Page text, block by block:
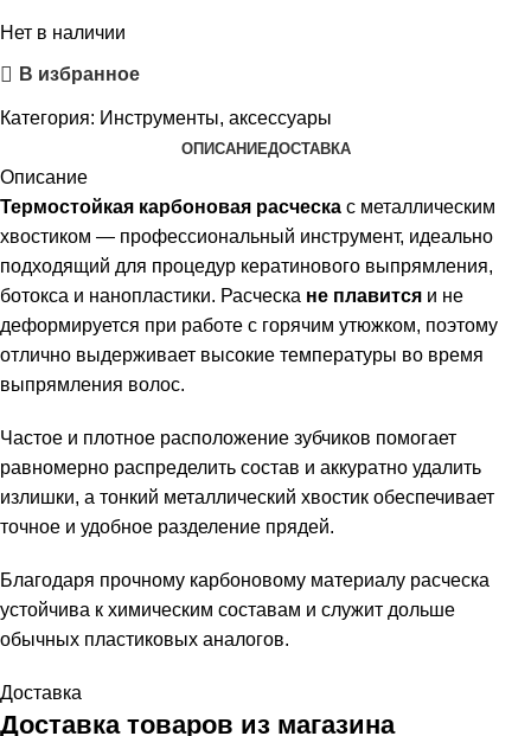
Нет в наличии
В избранное
Категория: Инструменты, аксессуары
ОПИСАНИЕДОСТАВКА
Описание
Термостойкая карбоновая расческа с металлическим
хвостиком — профессиональный инструмент, идеально
подходящий для процедур кератинового выпрямления,
ботокса и нанопластики. Расческа не плавится и не
деформируется при работе с горячим утюжком, поэтому
отлично выдерживает высокие температуры во время
выпрямления волос.
Частое и плотное расположение зубчиков помогает
равномерно распределить состав и аккуратно удалить
излишки, а тонкий металлический хвостик обеспечивает
точное и удобное разделение прядей.
Благодаря прочному карбоновому материалу расческа
устойчива к химическим составам и служит дольше
обычных пластиковых аналогов.
Доставка
Доставка товаров из магазина